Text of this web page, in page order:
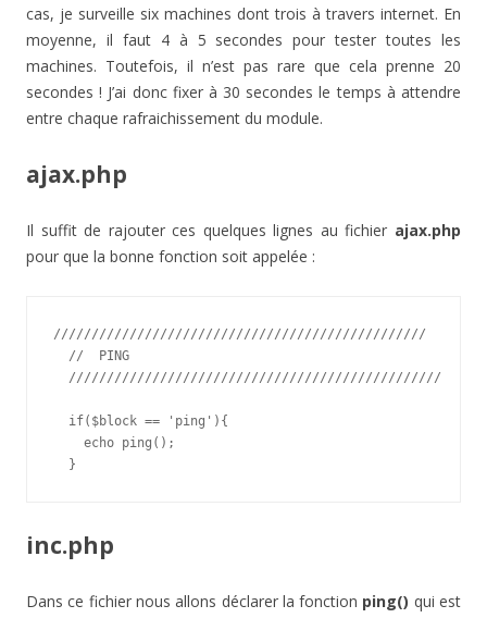
cas, je surveille six machines dont trois à travers internet. En
moyenne, il faut 4 à 5 secondes pour tester toutes les
machines. Toutefois, il n’est pas rare que cela prenne 20
secondes ! J’ai donc fixer à 30 secondes le temps à attendre
entre chaque rafraichissement du module.
ajax.php
Il suffit de rajouter ces quelques lignes au fichier ajax.php
pour que la bonne fonction soit appelée :
/////////////////////////////////////////////////
  //  PING
  /////////////////////////////////////////////////
  if($block == 'ping'){
    echo ping();
  }
inc.php
Dans ce fichier nous allons déclarer la fonction ping() qui est